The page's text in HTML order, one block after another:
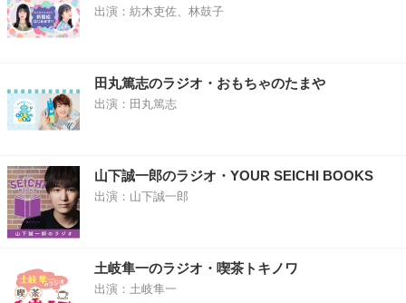
出演：紡木吏佐、林鼓子
田丸篤志のラジオ・おもちゃのたまや
出演：田丸篤志
山下誠一郎のラジオ・YOUR SEICHI BOOKS
出演：山下誠一郎
土岐隼一のラジオ・喫茶トキノワ
出演：土岐隼一